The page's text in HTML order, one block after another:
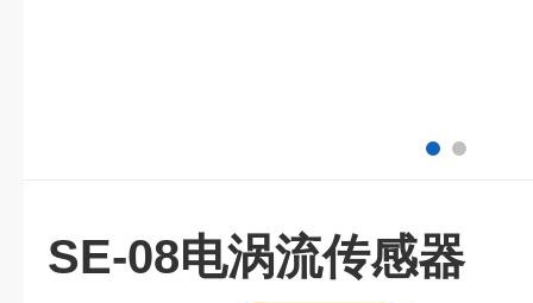
SE-08电涡流传感器